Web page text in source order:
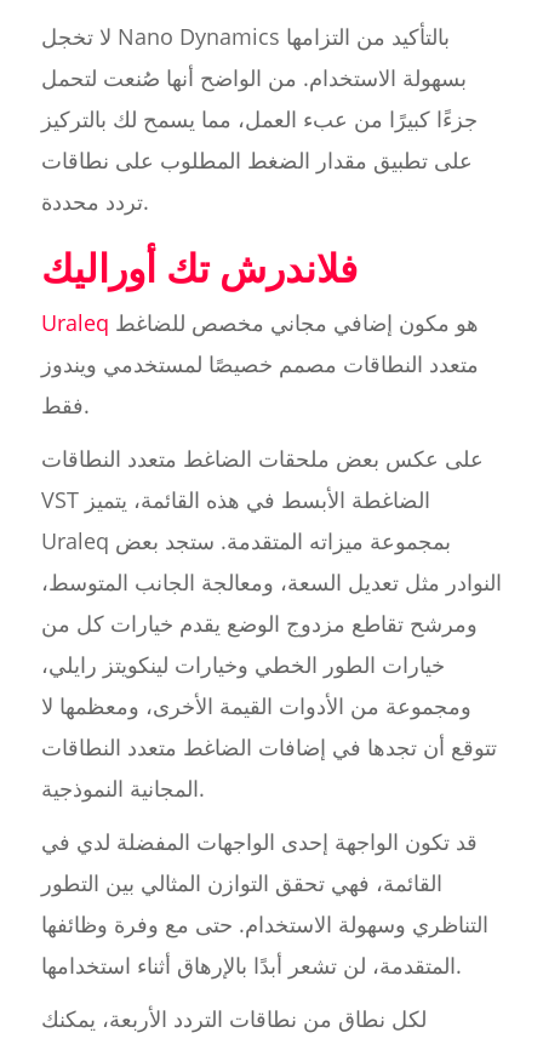
لا تخجل Nano Dynamics بالتأكيد من التزامها
بسهولة الاستخدام. من الواضح أنها صُنعت لتحمل
جزءًا كبيرًا من عبء العمل، مما يسمح لك بالتركيز
على تطبيق مقدار الضغط المطلوب على نطاقات
تردد محددة.
فلاندرش تك أوراليك
Uraleq
متعدد النطاقات مصمم خصيصًا لمستخدمي ويندوز
فقط.
على عكس بعض ملحقات الضاغط متعدد النطاقات
VST الضاغطة الأبسط في هذه القائمة، يتميز
Uraleq بمجموعة ميزاته المتقدمة. ستجد بعض
النوادر مثل تعديل السعة، ومعالجة الجانب المتوسط،
ومرشح تقاطع مزدوج الوضع يقدم خيارات كل من
خيارات الطور الخطي وخيارات لينكويتز رايلي،
ومجموعة من الأدوات القيمة الأخرى، ومعظمها لا
تتوقع أن تجدها في إضافات الضاغط متعدد النطاقات
المجانية النموذجية.
قد تكون الواجهة إحدى الواجهات المفضلة لدي في
القائمة، فهي تحقق التوازن المثالي بين التطور
التناظري وسهولة الاستخدام. حتى مع وفرة وظائفها
المتقدمة، لن تشعر أبدًا بالإرهاق أثناء استخدامها.
لكل نطاق من نطاقات التردد الأربعة، يمكنك